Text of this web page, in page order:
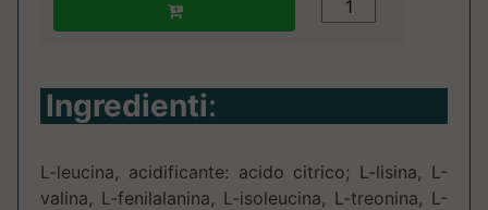
Ingredienti:
L-leucina, acidificante: acido citrico; L-lisina, L-
valina, L-fenilalanina, L-isoleucina, L-treonina, L-